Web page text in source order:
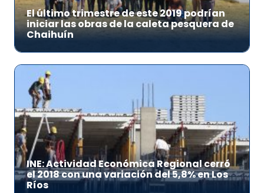
El último trimestre de este 2019 podrían
iniciar las obras de la caleta pesquera de
Chaihuín
INE: Actividad Económica Regional cerró
el 2018 con una variación del 5,8% en Los
Ríos